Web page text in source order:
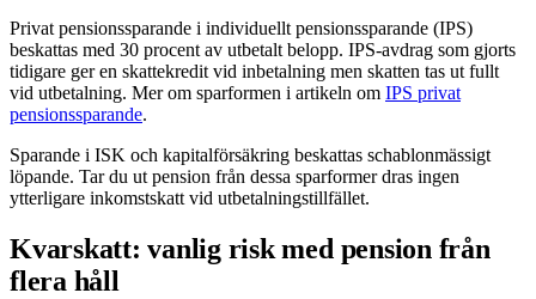
Privat pensionssparande i individuellt pensionssparande (IPS)
beskattas med 30 procent av utbetalt belopp. IPS-avdrag som gjorts
tidigare ger en skattekredit vid inbetalning men skatten tas ut fullt
vid utbetalning. Mer om sparformen i artikeln om IPS privat
pensionssparande.
Sparande i ISK och kapitalförsäkring beskattas schablonmässigt
löpande. Tar du ut pension från dessa sparformer dras ingen
ytterligare inkomstskatt vid utbetalningstillfället.
Kvarskatt: vanlig risk med pension från
flera håll